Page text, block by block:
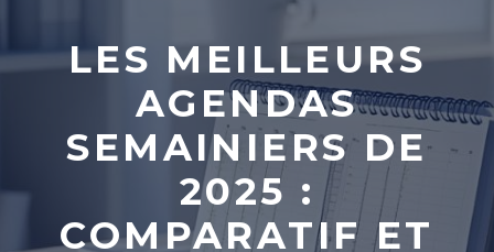
LES MEILLEURS
AGENDAS
SEMAINIERS DE
2025 :
COMPARATIF ET